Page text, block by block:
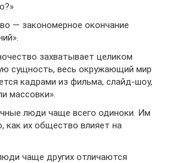
— закономерное окончание
захватывает целиком
сущность, весь окружающий мир
кадрами из фильма, слайд-шоу,
массовки».
люди чаще всего одиноки. Им
как их общество влияет на
чаще других отличаются